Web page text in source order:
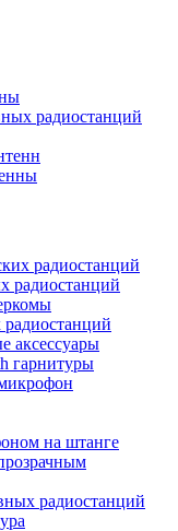
радиостанций
радиостанций
радиостанций
аксессуары
гарнитуры
на штанге
радиостанций